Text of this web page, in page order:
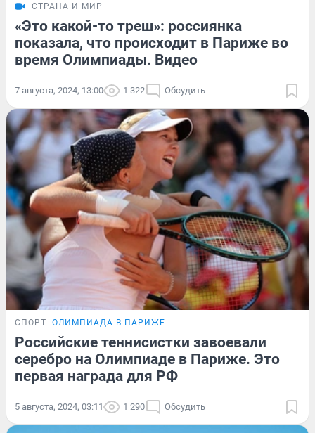
СТРАНА И МИР
«Это какой-то треш»: россиянка
показала, что происходит в Париже во
время Олимпиады. Видео
7 августа, 2024, 13:00 1 322 Обсудить
СПОРТ ОЛИМПИАДА В ПАРИЖЕ
Российские теннисистки завоевали
серебро на Олимпиаде в Париже. Это
первая награда для РФ
5 августа, 2024, 03:11 1 290 Обсудить